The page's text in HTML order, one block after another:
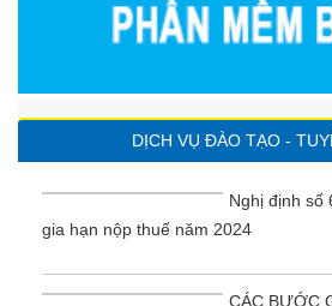
DỊCH VỤ ĐÀO TẠO -
Nghị định số
gia hạn nộp thuế năm 2024
CÁC BƯỚC